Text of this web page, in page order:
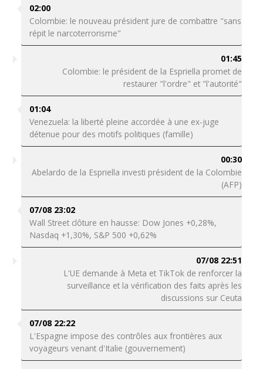
02:00
Colombie: le nouveau président jure de combattre "sans
répit le narcoterrorisme"
01:45
Colombie: le président de la Espriella promet de
restaurer "l'ordre" et "l'autorité"
01:04
Venezuela: la liberté pleine accordée à une ex-juge
détenue pour des motifs politiques (famille)
00:30
Abelardo de la Espriella investi président de la Colombie
(AFP)
07/08 23:02
Wall Street clôture en hausse: Dow Jones +0,28%,
Nasdaq +1,30%, S&P 500 +0,62%
07/08 22:51
L'UE demande à Meta et TikTok de renforcer la
surveillance et la vérification des faits après les
discussions sur Ceuta
07/08 22:22
L'Espagne impose des contrôles aux frontières aux
voyageurs venant d'Italie (gouvernement)